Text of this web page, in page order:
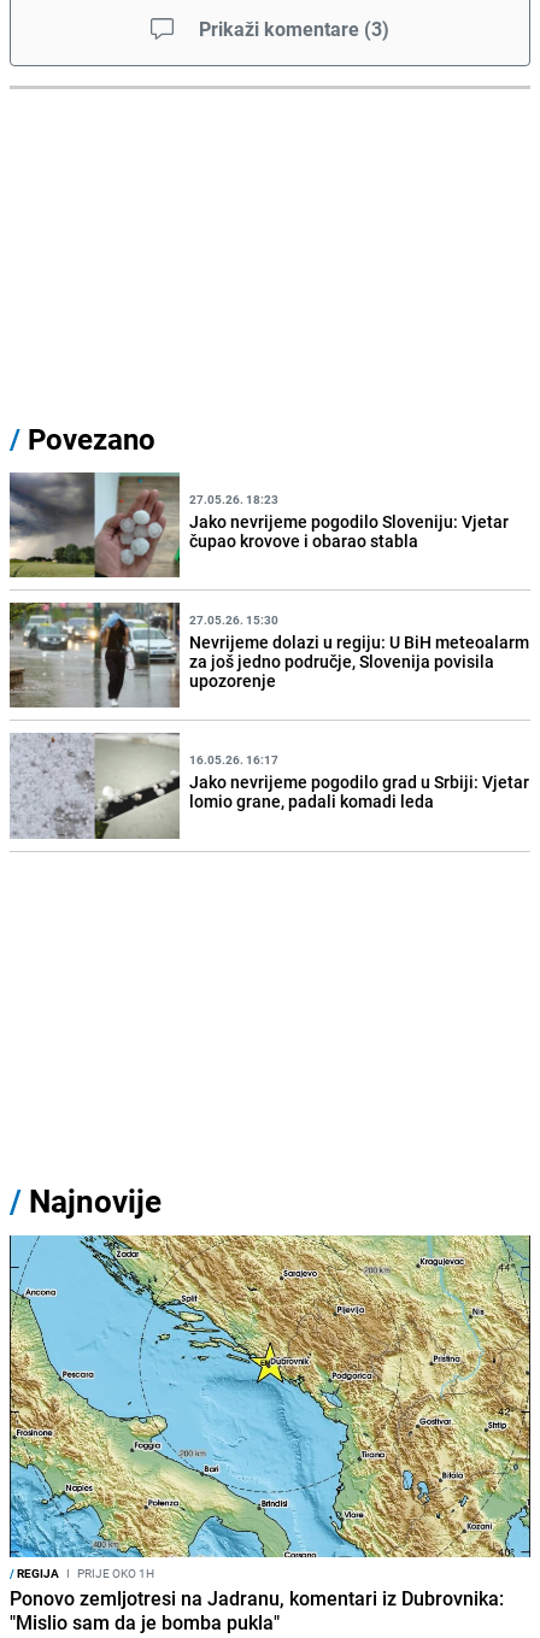
Prikaži komentare (3)
/ Povezano
27.05.26. 18:23
Jako nevrijeme pogodilo Sloveniju: Vjetar
čupao krovove i obarao stabla
27.05.26. 15:30
Nevrijeme dolazi u regiju: U BiH meteoalarm
za još jedno područje, Slovenija povisila
upozorenje
16.05.26. 16:17
Jako nevrijeme pogodilo grad u Srbiji: Vjetar
lomio grane, padali komadi leda
/ Najnovije
/REGIJA I PRIJE OKO 1H
Ponovo zemljotresi na Jadranu, komentari iz Dubrovnika:
"Mislio sam da je bomba pukla"